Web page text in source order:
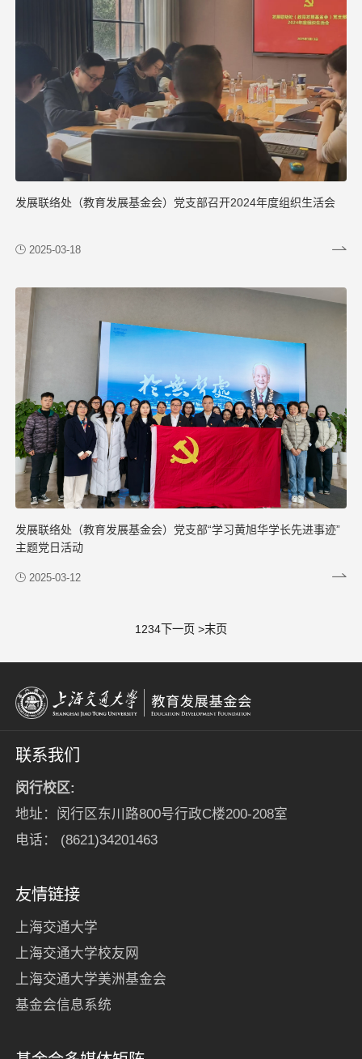
发展联络处（教育发展基金会）党支部召开2024年度组织生活会
2025-03-18
发展联络处（教育发展基金会）党支部“学习黄旭华学长先进事迹”
主题党日活动
2025-03-12
1 234 下一页 >末页
联系我们
闵行校区:
地址：闵行区东川路800号行政C楼200-208室
电话： (8621)34201463
友情链接
上海交通大学
上海交通大学校友网
上海交通大学美洲基金会
基金会信息系统